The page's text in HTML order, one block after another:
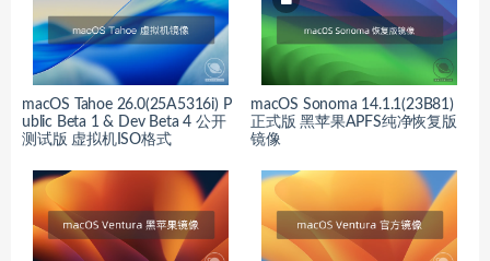
macOS Tahoe 26.0(25A5316i) P
ublic Beta 1 & Dev Beta 4 公开
测试版 虚拟机ISO格式
macOS Sonoma 14.1.1(23B81)
正式版 黑苹果APFS纯净恢复版
镜像